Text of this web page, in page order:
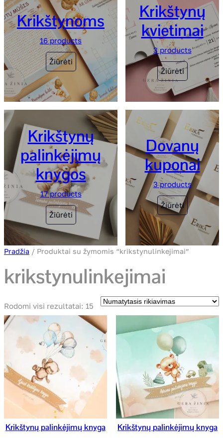
Krikštynoms
16 products
Žiūrėti
Krikštynų
kvietimai
3 products
Žiūrėti
Krikštynų
palinkėjimų
knygos
17 products
Žiūrėti
Dovanų
kuponai
3 products
Žiūrėti
Pradžia / Produktai su žymomis “krikstynulinkejimai”
krikstynulinkejimai
Rodomi visi rezultatai: 15
Krikštynų palinkėjimų knyga Krikštynų palinkėjimų knyga